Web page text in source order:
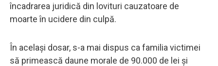
încadrarea juridică din lovituri cauzatoare de
moarte în ucidere din culpă.
În același dosar, s-a mai dispus ca familia victimei
să primească daune morale de 90.000 de lei și